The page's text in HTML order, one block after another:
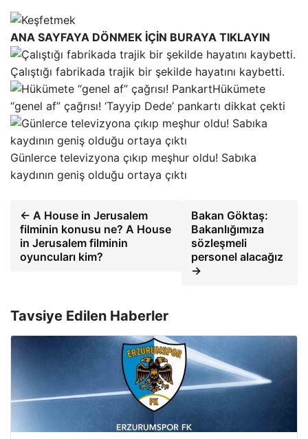
ANA SAYFAYA DÖNMEK İÇİN BURAYA TIKLAYIN
Çalıştığı fabrikada trajik bir şekilde hayatını kaybetti.
Hükümete
“genel af” çağrısı! ‘Tayyip Dede’ pankartı dikkat çekti
Günlerce televizyona çıkıp meşhur oldu! Sabıka
kaydının geniş olduğu ortaya çıktı
← A House in Jerusalem
filminin konusu ne? A House
in Jerusalem filminin
oyuncuları kim?
Bakan Göktaş:
Bakanlığımıza
sözleşmeli
personel alacağız
→
Tavsiye Edilen Haberler